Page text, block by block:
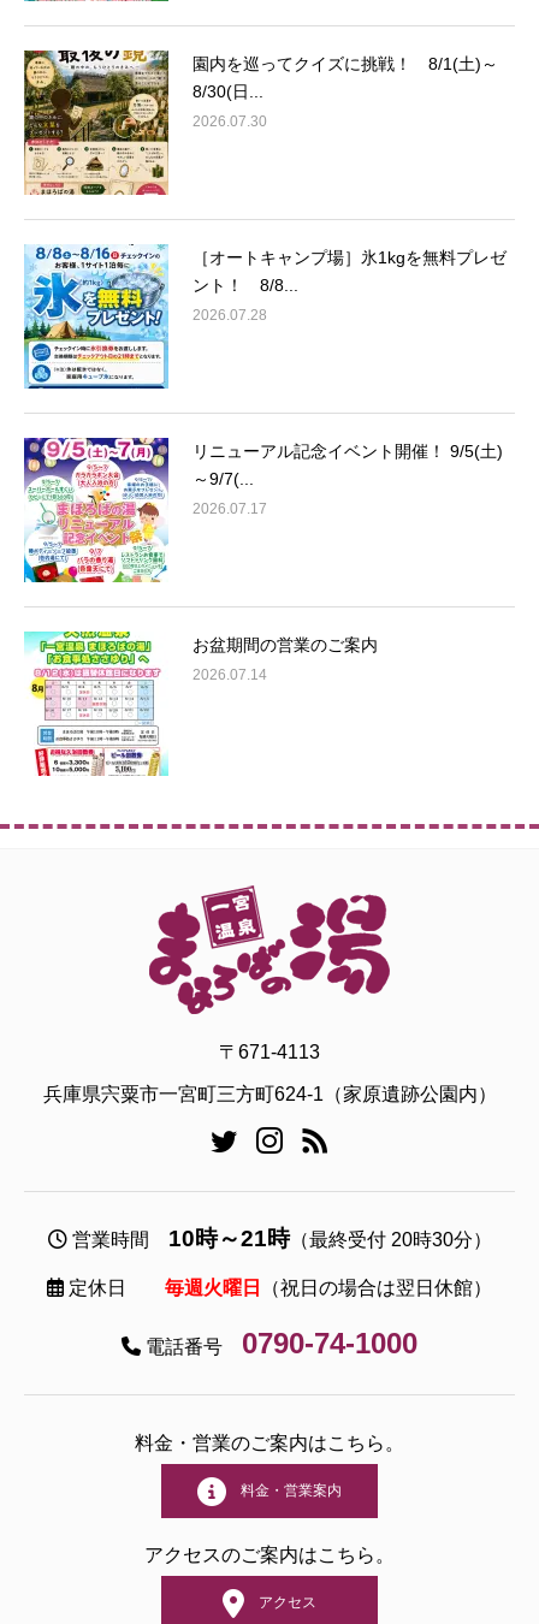
園内を巡ってクイズに挑戦！ 8/1(土)～
8/30(日...
2026.07.30
［オートキャンプ場］氷1kgを無料プレゼ
ント！ 8/8...
2026.07.28
リニューアル記念イベント開催！ 9/5(土)
～9/7(...
2026.07.17
お盆期間の営業のご案内
2026.07.14
〒671-4113
兵庫県宍粟市一宮町三方町624-1（家原遺跡公園内）
営業時間 10時～21時（最終受付 20時30分）
定休日 毎週火曜日 （祝日の場合は翌日休館）
電話番号 0790-74-1000
料金・営業のご案内はこちら。
料金・営業案内
アクセスのご案内はこちら。
アクセス